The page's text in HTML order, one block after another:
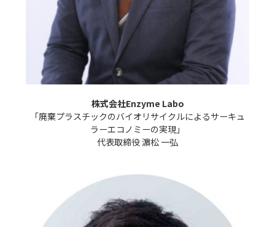
株式会社Enzyme Labo
「廃棄プラスチックのバイオリサイクルによるサーキュ
ラーエコノミーの実現」
代表取締役 濵松 一弘